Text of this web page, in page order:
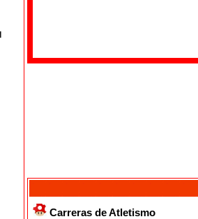
Carreras de Atletismo